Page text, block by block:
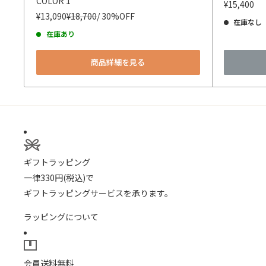
¥13,090¥18,700/ 30%OFF
在庫あり
商品詳細を見る
¥15,400
在庫なし
ギフトラッピング
一律330円(税込)で
ギフトラッピングサービスを承ります。
ラッピングについて
会員送料無料